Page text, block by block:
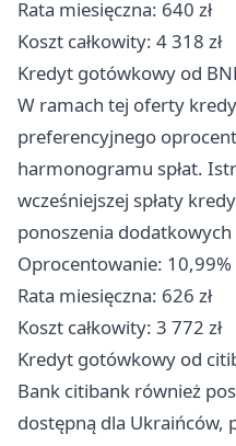
Rata miesięczna: 640 zł
Koszt całkowity: 4 318 zł
Kredyt gotówkowy od
W ramach tej oferty
preferencyjnego
harmonogramu spłat.
wcześniejszej spłaty
ponoszenia dodatkowych
Oprocentowanie: 10,99%
Rata miesięczna: 626 zł
Koszt całkowity: 3 772 zł
Kredyt gotówkowy od
Bank citibank również
dostępną dla Ukraińców,